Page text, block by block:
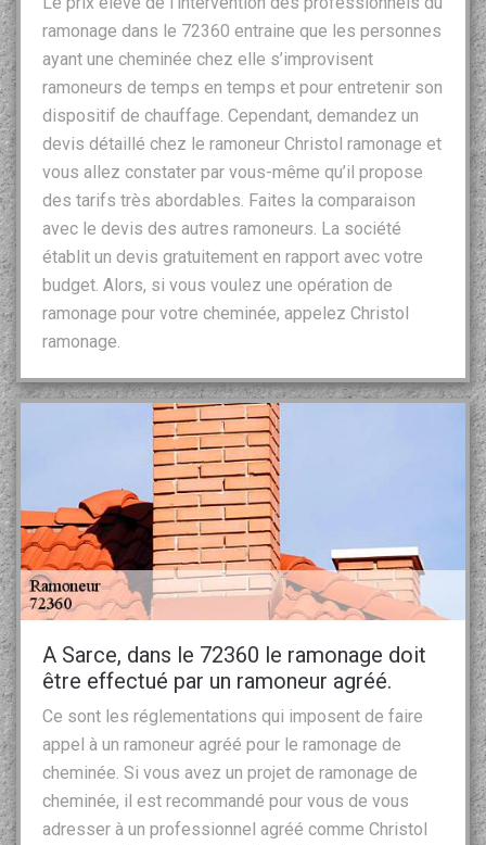
ramonage dans le 72360 entraine que les personnes
ayant une cheminée chez elle s’improvisent
ramoneurs de temps en temps et pour entretenir son
dispositif de chauffage. Cependant, demandez un
devis détaillé chez le ramoneur Christol ramonage et
vous allez constater par vous-même qu’il propose
des tarifs très abordables. Faites la comparaison
avec le devis des autres ramoneurs. La société
établit un devis gratuitement en rapport avec votre
budget. Alors, si vous voulez une opération de
ramonage pour votre cheminée, appelez Christol
ramonage.
A Sarce, dans le 72360 le ramonage doit
être effectué par un ramoneur agréé.
Ce sont les réglementations qui imposent de faire
appel à un ramoneur agréé pour le ramonage de
cheminée. Si vous avez un projet de ramonage de
cheminée, il est recommandé pour vous de vous
adresser à un professionnel agréé comme Christol